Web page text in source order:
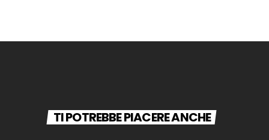
TI POTREBBE PIACERE ANCHE